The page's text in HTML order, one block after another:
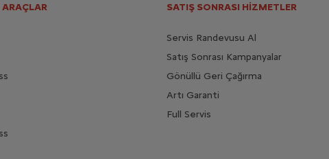
ARAÇLAR SATIŞ SONRASI HİZMETLER
Servis Randevusu Al
Satış Sonrası Kampanyalar
Gönüllü Geri Çağırma
Artı Garanti
Full Servis